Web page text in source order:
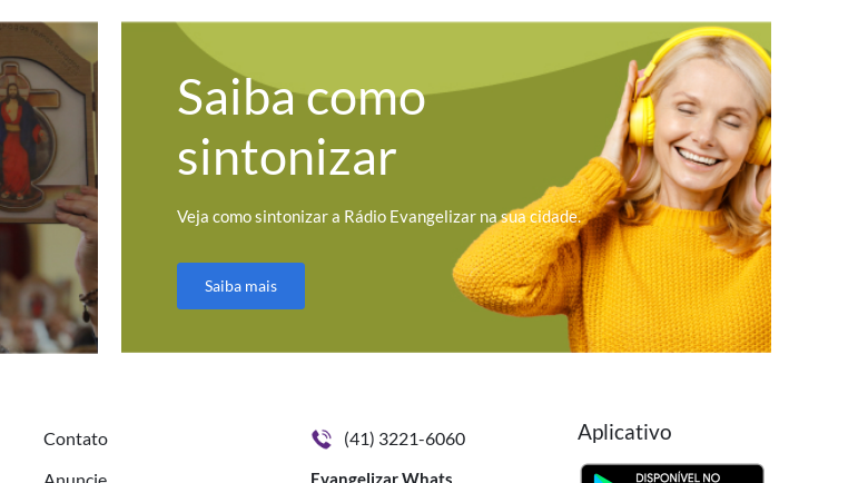
Saiba como
sintonizar
Veja como sintonizar a Rádio Evangelizar na sua cidade.
Saiba mais
Contato
(41) 3221-6060
Evangelizar Whats
Aplicativo